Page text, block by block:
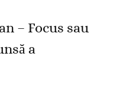
– Focus sau
a